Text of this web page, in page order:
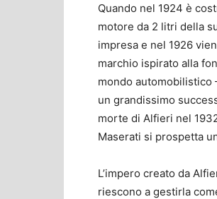
Quando nel 1924 è
motore da 2 litri della
impresa e nel 1926
marchio ispirato alla
mondo automobilistico
un grandissimo
morte di Alfieri nel
Maserati si prospetta
L’impero creato da
riescono a gestirla